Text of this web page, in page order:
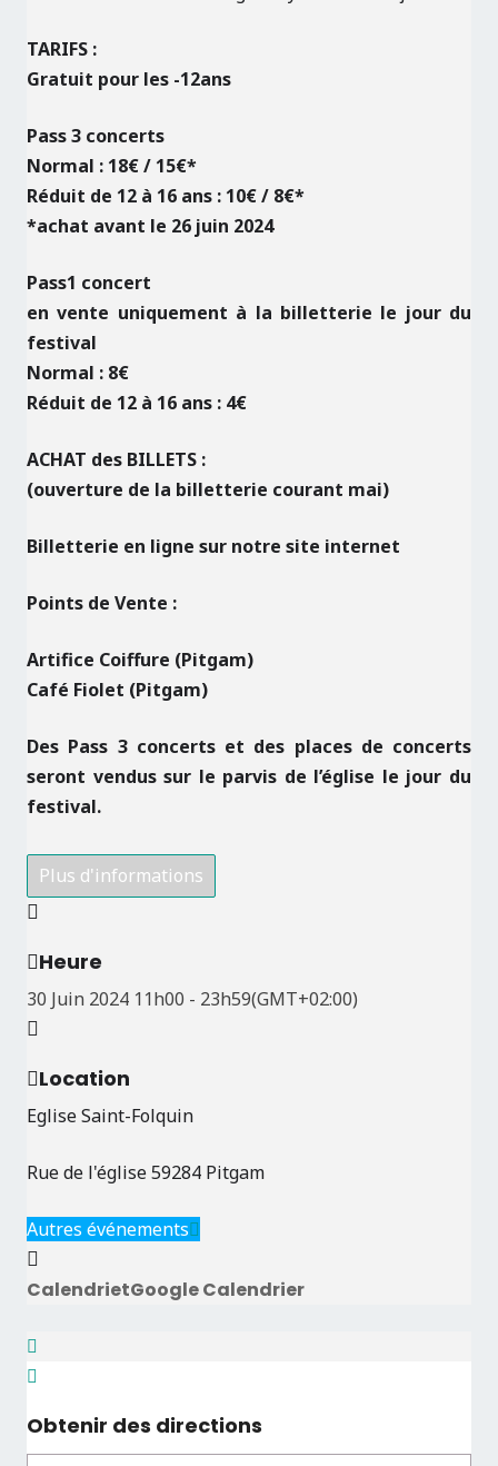
TARIFS :
Gratuit pour les -12ans
Pass 3 concerts
Normal : 18€ / 15€*
Réduit de 12 à 16 ans : 10€ / 8€*
*achat avant le 26 juin 2024
Pass1 concert
en vente uniquement à la billetterie le jour du
festival
Normal : 8€
Réduit de 12 à 16 ans : 4€
ACHAT des BILLETS :
(ouverture de la billetterie courant mai)
Billetterie en ligne sur notre site internet
Points de Vente :
Artifice Coiffure (Pitgam)
Café Fiolet (Pitgam)
Des Pass 3 concerts et des places de concerts
seront vendus sur le parvis de l’église le jour du
festival.
Plus d'informations
Heure
30 Juin 2024 11h00 - 23h59(GMT+02:00)
Location
Eglise Saint-Folquin
Rue de l'église 59284 Pitgam
Autres événements
CalendrietGoogle Calendrier
Obtenir des directions